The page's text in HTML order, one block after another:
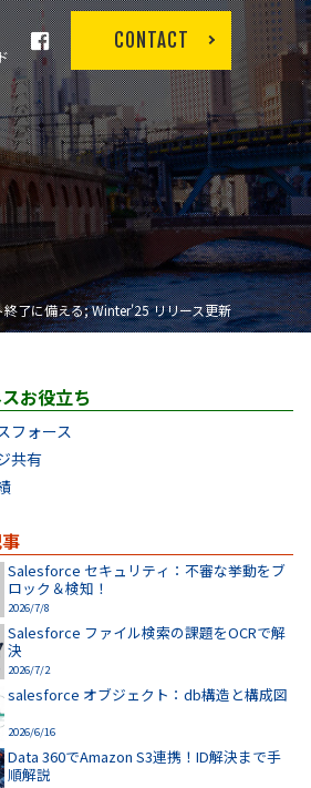
CONTACT
了に備える; Winter'25 リリース更新
お役立ち
フォース
共有
Salesforce セキュリティ：不審な挙動をブ
ロック＆検知！
2026/7/8
Salesforce ファイル検索の課題をOCRで解
決
2026/7/2
salesforce オブジェクト：db構造と構成図
2026/6/16
Data 360でAmazon S3連携！ID解決まで手
順解説